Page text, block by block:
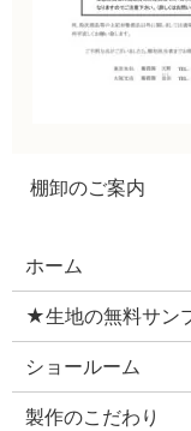
棚卸のご案内
ホーム
★生地の無料サン
ショールーム
製作のこだわり